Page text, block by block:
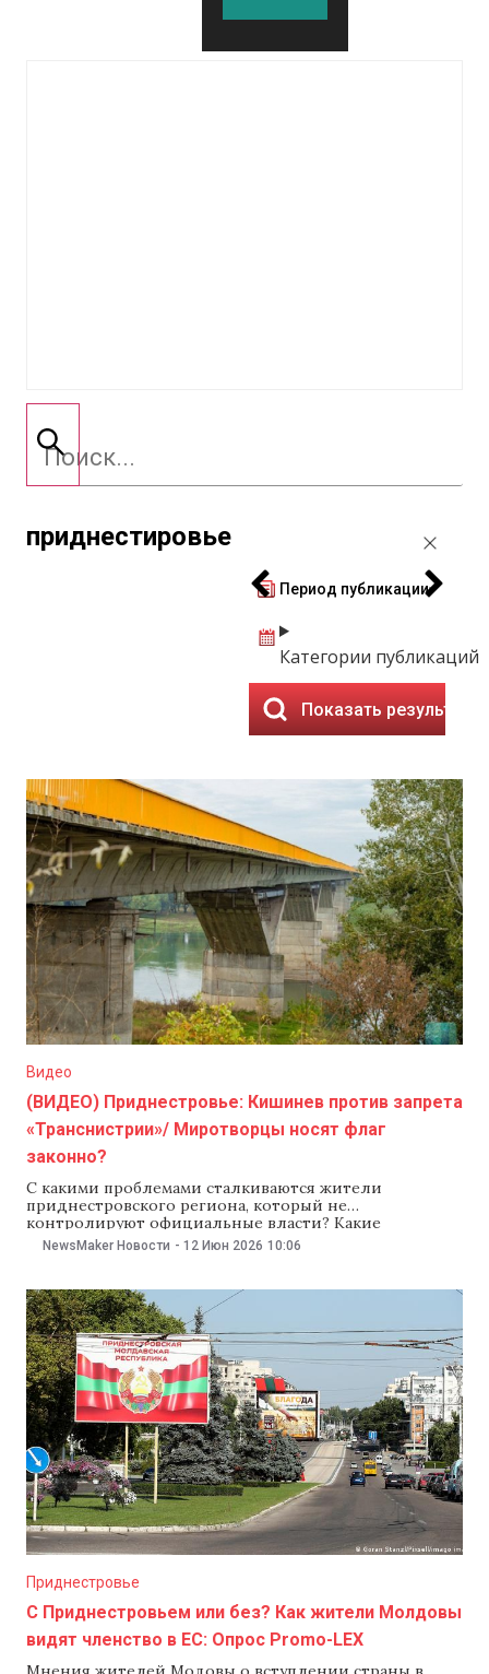
приднестировье
Период публикации
Категории публикаций
Показать результаты
Видео
(ВИДЕО) Приднестровье: Кишинев против запрета
«Транснистрии»/ Миротворцы носят флаг
законно?
С какими проблемами сталкиваются жители
приднестровского региона, который не
контролируют официальные власти? Какие
инициативы продвигают в Тирасполе, и как Кишинев
новостях региона.
NewsMaker Новости - 12 Июн 2026 10:06
Приднестровье
С Приднестровьем или без? Как жители Молдовы
видят членство в ЕС: Опрос Promo-LEX